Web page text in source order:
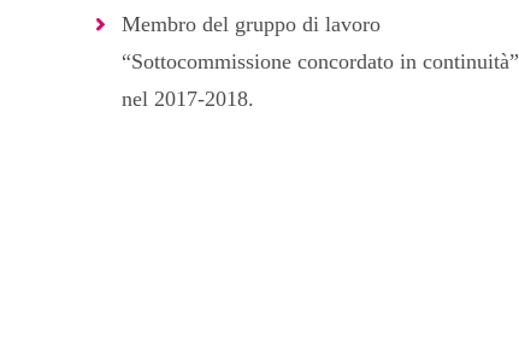
Membro del gruppo di lavoro
“Sottocommissione concordato in continuità”
nel 2017-2018.